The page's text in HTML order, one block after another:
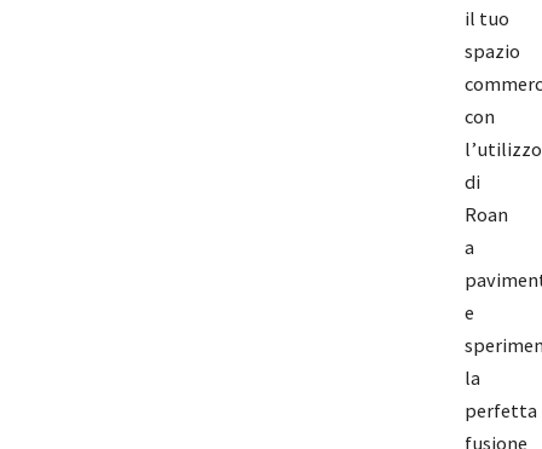
il tuo
spazio
con
l’utilizzo
di
Roan
a
e
la
perfetta
fusione